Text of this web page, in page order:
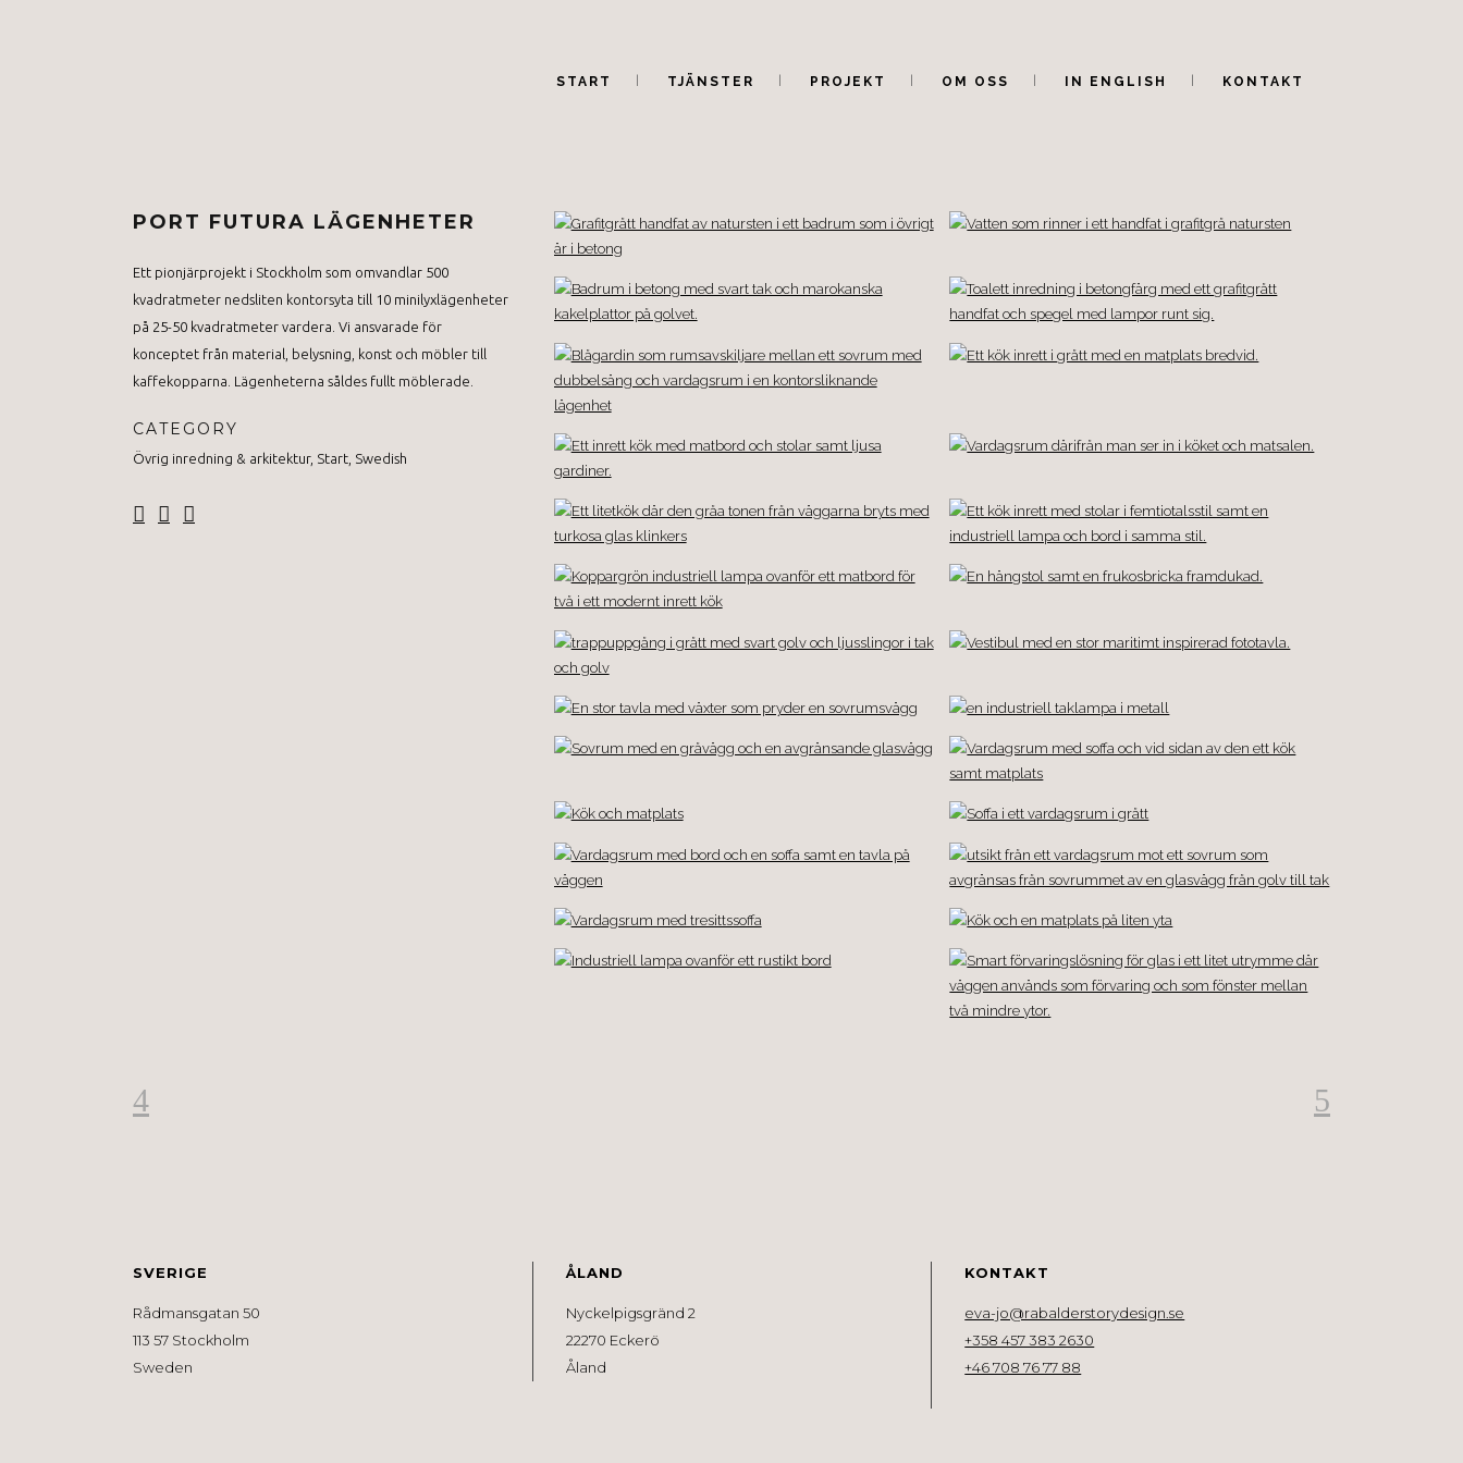
START TJÄNSTER PROJEKT OM OSS IN ENGLISH KONTAKT
PORT FUTURA LÄGENHETER
Ett pionjärprojekt i Stockholm som omvandlar 500
kvadratmeter nedsliten kontorsyta till 10 minilyxlägenheter
på 25-50 kvadratmeter vardera. Vi ansvarade för
konceptet från material, belysning, konst och möbler till
kaffekopparna. Lägenheterna såldes fullt möblerade.
CATEGORY
Övrig inredning & arkitektur, Start, Swedish
SVERIGE
Rådmansgatan 50
113 57 Stockholm
Sweden
ÅLAND
Nyckelpigsgränd 2
22270 Eckerö
Åland
KONTAKT
eva-jo@rabalderstorydesign.se
+358 457 383 2630
+46 708 76 77 88